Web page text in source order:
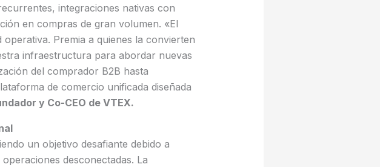
integraciones nativas con
en compras de gran volumen. «El
Premia a quienes la convierten
infraestructura para abordar nuevas
del comprador B2B hasta
de comercio unificada diseñada
y Co-CEO de VTEX.
un objetivo desafiante debido a
desconectadas. La